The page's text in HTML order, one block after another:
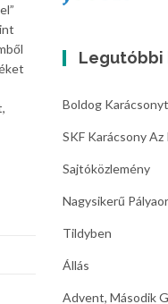
Legutóbbi
Boldog
SKF Karácsony Az
Sajtóközlemény
Nagysikerű
Tildyben
Állás
Advent, Második